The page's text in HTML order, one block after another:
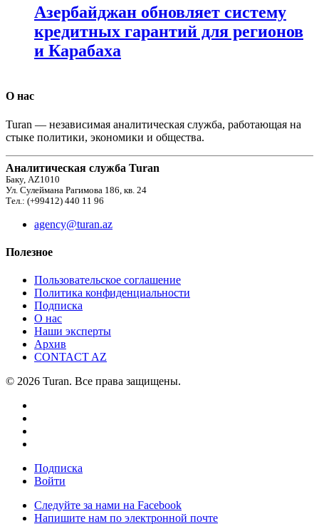
Азербайджан обновляет систему
кредитных гарантий для регионов
и Карабаха
О нас
Turan — независимая аналитическая служба, работающая на
стыке политики, экономики и общества.
Аналитическая служба Turan
Баку, AZ1010
Ул. Сулеймана Рагимова 186, кв. 24
Тел.: (+99412) 440 11 96
agency@turan.az
Полезное
Пользовательское соглашение
Политика конфиденциальности
Подписка
О нас
Наши эксперты
Архив
CONTACT AZ
© 2026 Turan. Все права защищены.
Подписка
Войти
Следуйте за нами на Facebook
Напишите нам по электронной почте